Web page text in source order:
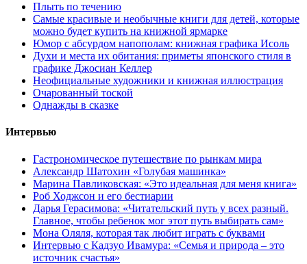
Плыть по течению
Самые красивые и необычные книги для детей, которые
можно будет купить на книжной ярмарке
Юмор с абсурдом напополам: книжная графика Исоль
Духи и места их обитания: приметы японского стиля в
графике Джосиан Келлер
Неофициальные художники и книжная иллюстрация
Очарованный тоской
Однажды в сказке
Интервью
Гастрономическое путешествие по рынкам мира
Александр Шатохин «Голубая машинка»
Марина Павликовская: «Это идеальная для меня книга»
Роб Ходжсон и его бестиарии
Дарья Герасимова: «Читательский путь у всех разный.
Главное, чтобы ребенок мог этот путь выбирать сам»
Мона Оляля, которая так любит играть с буквами
Интервью с Кадзуо Ивамура: «Семья и природа – это
источник счастья»